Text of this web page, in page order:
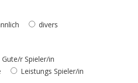
divers
Gute/r Spieler/in
Leistungs Spieler/in